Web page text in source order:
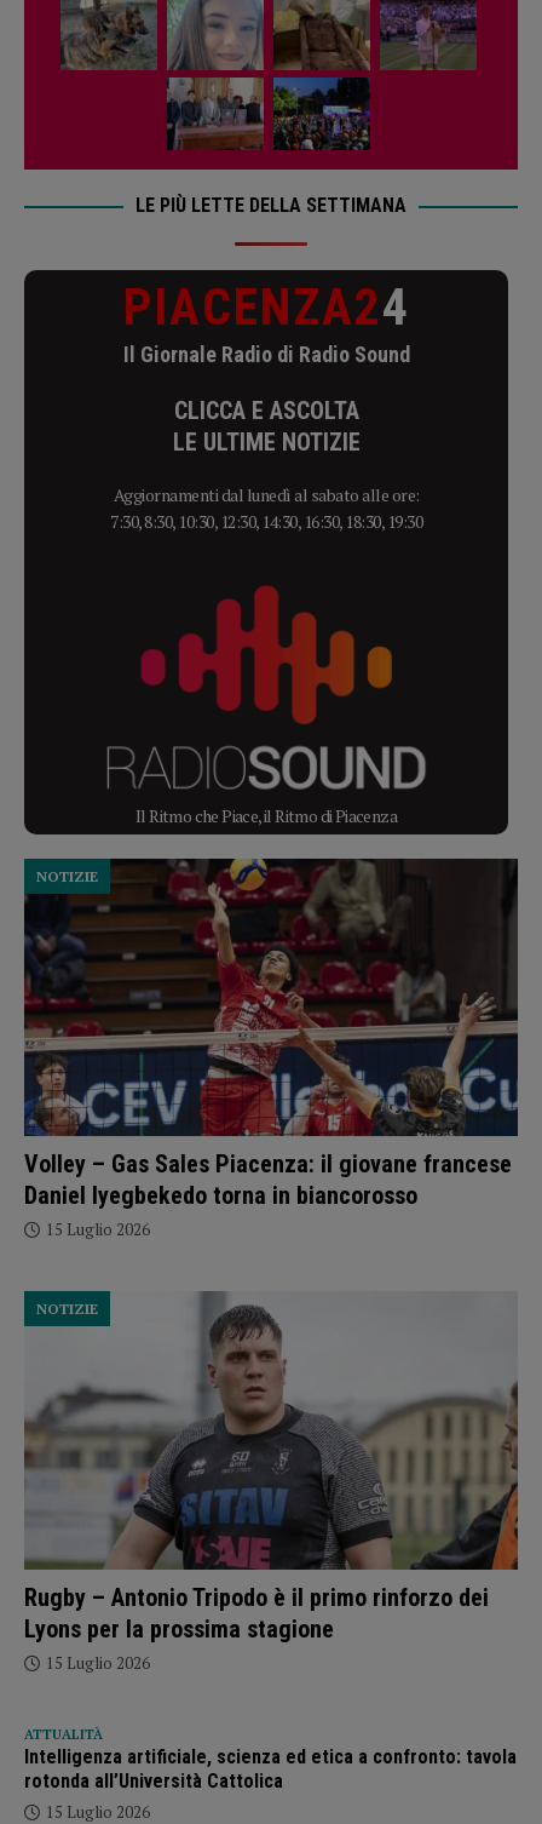
LE PIÙ LETTE DELLA SETTIMANA
PIACENZA24
Il Giornale Radio di Radio Sound
CLICCA E ASCOLTA
LE ULTIME NOTIZIE
Aggiornamenti dal lunedì al sabato alle ore:
7:30, 8:30, 10:30, 12:30, 14:30, 16:30, 18:30, 19:30
Il Ritmo che Piace, il Ritmo di Piacenza
Volley – Gas Sales Piacenza: il giovane francese
Daniel Iyegbekedo torna in biancorosso
NOTIZIE
15 Luglio 2026
Rugby – Antonio Tripodo è il primo rinforzo dei
Lyons per la prossima stagione
NOTIZIE
15 Luglio 2026
ATTUALITÀ
Intelligenza artificiale, scienza ed etica a confronto: tavola
rotonda all’Università Cattolica
15 Luglio 2026